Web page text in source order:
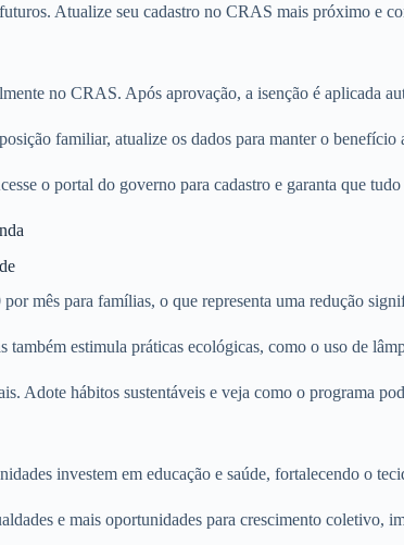
Atualize seu cadastro no CRAS mais próximo e
no CRAS. Após aprovação, a isenção é aplicada
familiar, atualize os dados para manter o
o portal do governo para cadastro e garanta que
mês para famílias, o que representa uma redução
também estimula práticas ecológicas, como o uso de
Adote hábitos sustentáveis e veja como o programa
investem em educação e saúde, fortalecendo o
e mais oportunidades para crescimento coletivo,